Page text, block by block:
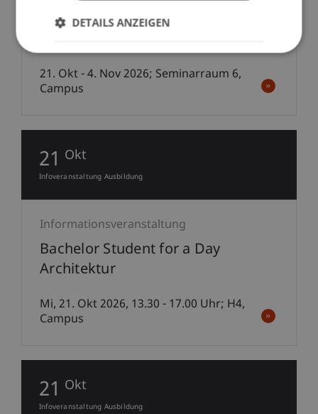
Workshop
21. Okt - 4. Nov 2026; Seminarraum 6,
Campus
21 Okt
Infoveranstaltung Ausbildung
Informationsveranstaltung
Bachelor Student for a Day
Architektur
Mi, 21. Okt 2026, 13.30 - 17.00 Uhr; H4,
Campus
21 Okt
Infoveranstaltung Ausbildung
DETAILS ANZEIGEN